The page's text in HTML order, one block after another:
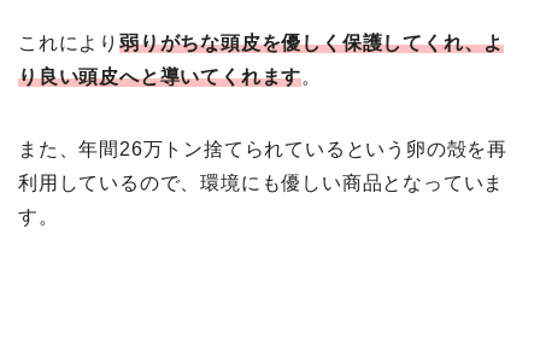
これにより 弱りがちな頭皮を優しく保護してくれ、よ
り良い頭皮へと導いてくれます。
また、年間26万トン捨てられているという卵の殻を再
利用しているので、環境にも優しい商品となっていま
す。